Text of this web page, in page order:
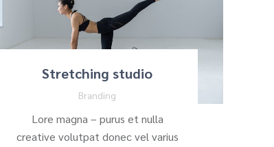
Stretching studio
Branding
Lore magna – purus et nulla
creative volutpat donec vel varius